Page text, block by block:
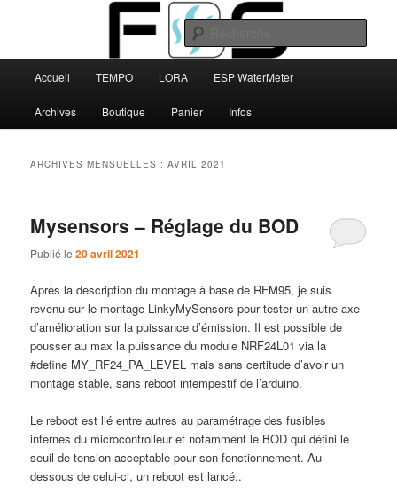
principal
secondaire
FBS
Accueil TEMPO LORA ESP WaterMeter
Archives Boutique Panier Infos
ARCHIVES MENSUELLES :AVRIL 2021
Mysensors – Réglage du BOD
Publié le20 avril 2021
Après la description du montage à base de RFM95, je suis
revenu sur le montage LinkyMySensors pour tester un autre axe
d’amélioration sur la puissance d’émission. Il est possible de
pousser au max la puissance du module NRF24L01 via la
#define MY_RF24_PA_LEVEL mais sans certitude d’avoir un
montage stable, sans reboot intempestif de l’arduino.
Le reboot est lié entre autres au paramétrage des fusibles
internes du microcontrolleur et notamment le BOD qui défini le
seuil de tension acceptable pour son fonctionnement. Au-
dessous de celui-ci, un reboot est lancé..